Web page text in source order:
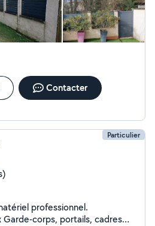
Contacter
Particulier
professionnel.